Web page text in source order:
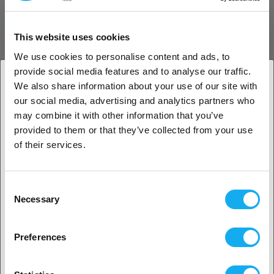
This website uses cookies
We use cookies to personalise content and ads, to
provide social media features and to analyse our traffic.
We also share information about your use of our site with
our social media, advertising and analytics partners who
may combine it with other information that you’ve
provided to them or that they’ve collected from your use
of their services.
Selection
Necessary
Preferences
hållbart material som ger bra och jämna utskrifter.
alltför svår, och dess lägre fuktkänslighet innebär färre problem med
lagring och hantering.
Riktlinjer för tryckning
För bästa resultat ska du använda en hotend helt i metall som kan nå
minst 270˚C och ett härdat munstycke för att hantera kolfiberns
slipande egenskaper. Beroende på luftfuktigheten i din arbetsyta kan
du behöva en filamenttork för att förhindra eventuella fuktrelaterade
förbättra deras styrka och värmebeständighet. Förvara filamentet
1. Är du en företagskund eller en privatkund?
Företagskund
Privat kund